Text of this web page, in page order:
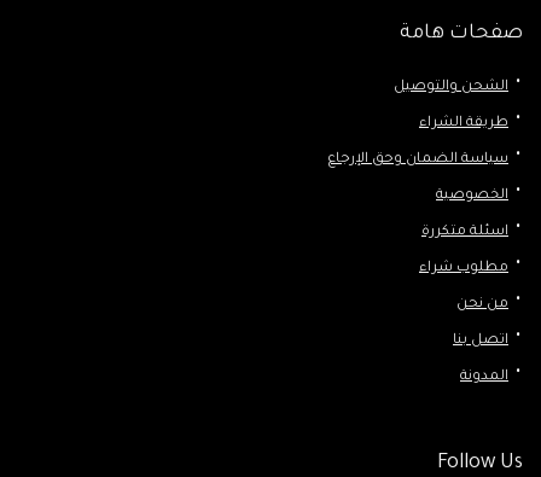
صفحات هامة
الشحن والتوصيل
طريقة الشراء
سياسة الضمان وحق الإرجاع
الخصوصية
اسئلة متكررة
مطلوب شراء
من نحن
اتصل بنا
المدونة
Follow Us